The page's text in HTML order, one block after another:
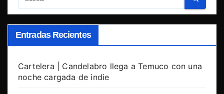
Entradas Recientes
Cartelera | Candelabro llega a Temuco con una
noche cargada de indie